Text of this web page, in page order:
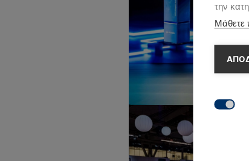
την
Μάθετε